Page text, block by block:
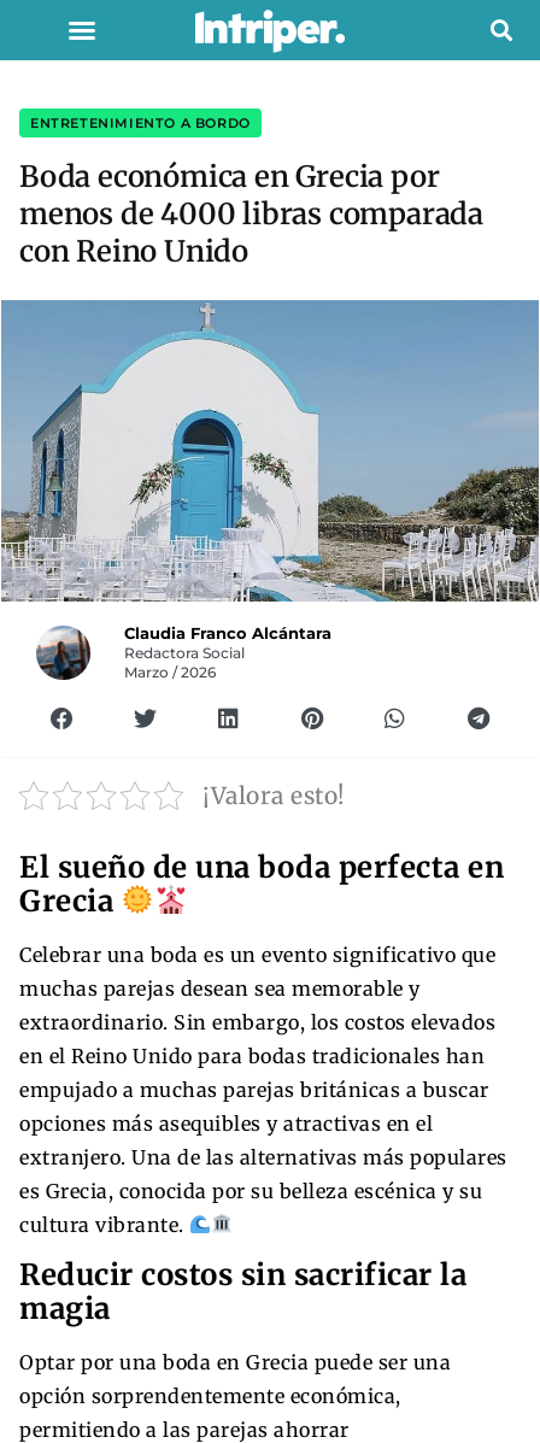
ENTRETENIMIENTO A BORDO
Boda económica en Grecia por
menos de 4000 libras comparada
con Reino Unido
Claudia Franco Alcántara
Redactora Social
Marzo / 2026
¡Valora esto!
El sueño de una boda perfecta en
Grecia
Celebrar una boda es un evento significativo que
muchas parejas desean sea memorable y
extraordinario. Sin embargo, los costos elevados
en el Reino Unido para bodas tradicionales han
empujado a muchas parejas británicas a buscar
opciones más asequibles y atractivas en el
extranjero. Una de las alternativas más populares
es Grecia, conocida por su belleza escénica y su
cultura vibrante.
Reducir costos sin sacrificar la
magia
Optar por una boda en Grecia puede ser una
opción sorprendentemente económica,
permitiendo a las parejas ahorrar